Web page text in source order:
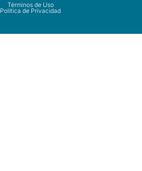
Términos de Uso
Política de Privacidad